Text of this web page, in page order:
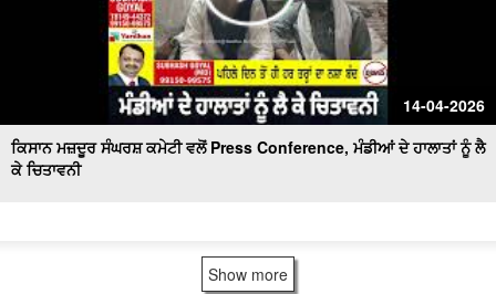
14-04-2026
ਕਿਸਾਨ ਮਜ਼ਦੂਰ ਸੰਘਰਸ਼ ਕਮੇਟੀ ਵਲੋਂ Press Conference, ਮੰਡੀਆਂ ਦੇ ਹਾਲਾਤਾਂ ਨੂੰ ਲੈ
ਕੇ ਚਿਤਾਵਨੀ
Show more